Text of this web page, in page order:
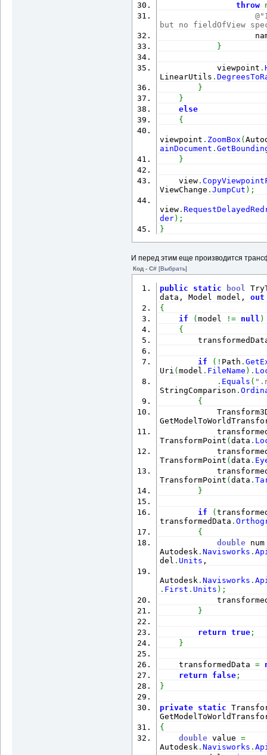
throw
but no fieldOfView
}
viewpoint .
LinearUtils .
}
}
else
{
viewpoint . ZoomBox (
ainDocument .
}
view .
ViewChange .JumpCut ) ;
view .
der) ;
}
И перед этим еще производится
Код - C# [Выбрать]
public static bool
data, Model model, out
{
if
(model != null )
{
if ( ! Path .
Uri (model . FileName ) .
. Equals (
StringComparison .
{
Transform3D
TransformPoint (data .
TransformPoint (data .
TransformPoint (data .
}
if (
transformedData .
{
double
Autodesk .Navisworks .
del . Units ,
Autodesk .Navisworks .
. First . Units ) ;
}
return true ;
}
transformedData =
return
false ;
}
private static
{
double value =
Autodesk .Navisworks .